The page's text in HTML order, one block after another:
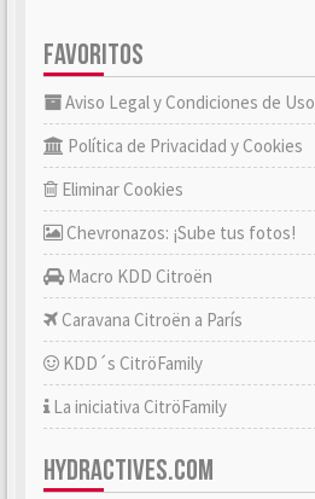
FAVORITOS
Aviso Legal y Condiciones de Uso
Política de Privacidad y Cookies
Eliminar Cookies
Chevronazos: ¡Sube tus fotos!
Macro KDD Citroën
Caravana Citroën a París
KDD´s CitröFamily
La iniciativa CitröFamily
HYDRACTIVES.COM